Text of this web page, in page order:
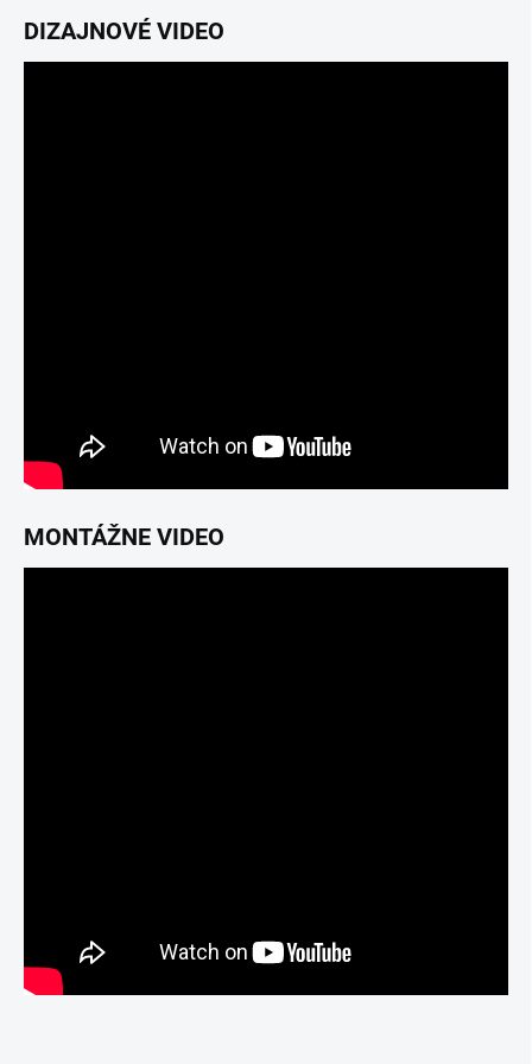
DIZAJNOVÉ VIDEO
MONTÁŽNE VIDEO